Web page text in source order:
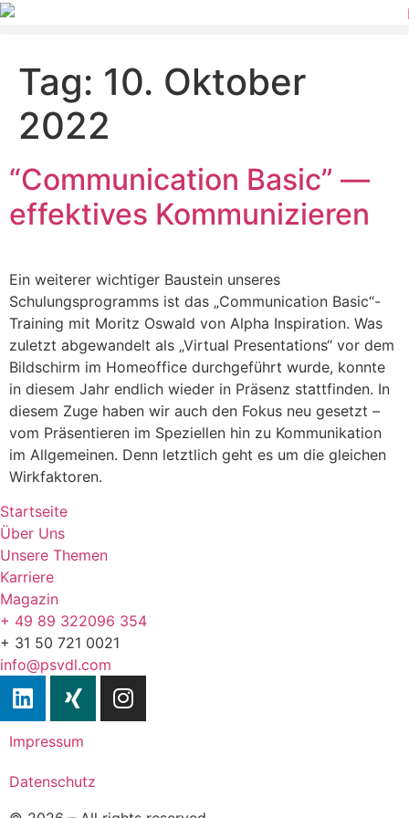
Tag: 10. Oktober
2022
“Communication Basic” —
effektives Kommunizieren
Ein weiterer wichtiger Baustein unseres
Schulungsprogramms ist das „Communication Basic“-
Training mit Moritz Oswald von Alpha Inspiration. Was
zuletzt abgewandelt als „Virtual Presentations“ vor dem
Bildschirm im Homeoffice durchgeführt wurde, konnte
in diesem Jahr endlich wieder in Präsenz stattfinden. In
diesem Zuge haben wir auch den Fokus neu gesetzt –
vom Präsentieren im Speziellen hin zu Kommunikation
im Allgemeinen. Denn letztlich geht es um die gleichen
Wirkfaktoren.
Startseite
Über Uns
Unsere Themen
Karriere
Magazin
+ 49 89 322096 354
+ 31 50 721 0021
info@psvdl.com
Datenschutz
Impressum